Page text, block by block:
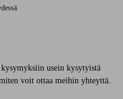
usein kysytyistä
voit ottaa meihin yhteyttä.